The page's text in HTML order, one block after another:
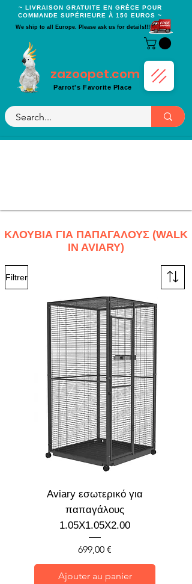
~ LIVRAISON GRATUITE EN GRÈCE POUR
COMMANDE SUPÉRIEURE À 150 EUROS ~
We ship to all Europe. Please ask us for details!!!
zazoopet.com
Parrot's Favorite Place
ΚΛΟΥΒΙΑ ΓΙΑ ΠΑΠΑΓΑΛΟΥΣ (WALK
IN AVIARY)
Filtrer
Aviary εσωτερικό για
παπαγάλους
1.05X1.05X2.00
Prix
699,00 €
Ajouter au panier